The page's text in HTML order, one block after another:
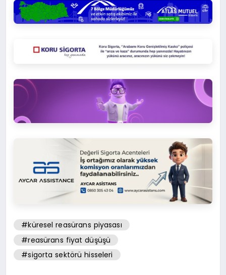
#küresel reasürans piyasası
#reasürans fiyat düşüşü
#sigorta sektörü hisseleri